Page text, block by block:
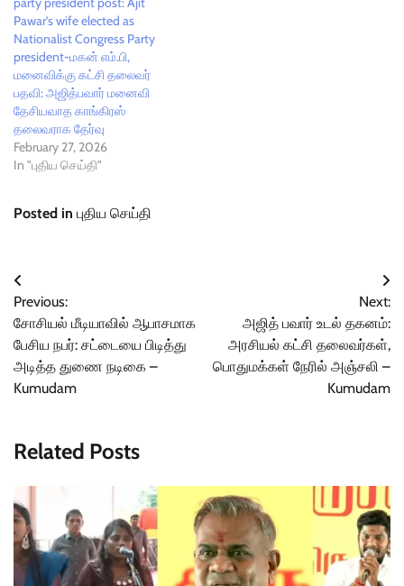
Pawar’s wife elected as
Nationalist Congress Party
president-மகன் எம்.பி,
மனைவிக்கு கட்சி தலைவர்
பதவி: அஜித்பவார் மனைவி
தேசியவாத காங்கிரஸ்
தலைவராக தேர்வு
February 27, 2026
In "புதிய செய்தி"
Posted in புதிய செய்தி
Post
navigation
Previous:
சோசியல் மீடியாவில் ஆபாசமாக
பேசிய நபர்: சட்டையை பிடித்து
அடித்த துணை நடிகை –
Kumudam
Next:
அஜித் பவார் உடல் தகனம்:
அரசியல் கட்சி தலைவர்கள்,
பொதுமக்கள் நேரில் அஞ்சலி –
Kumudam
Related Posts